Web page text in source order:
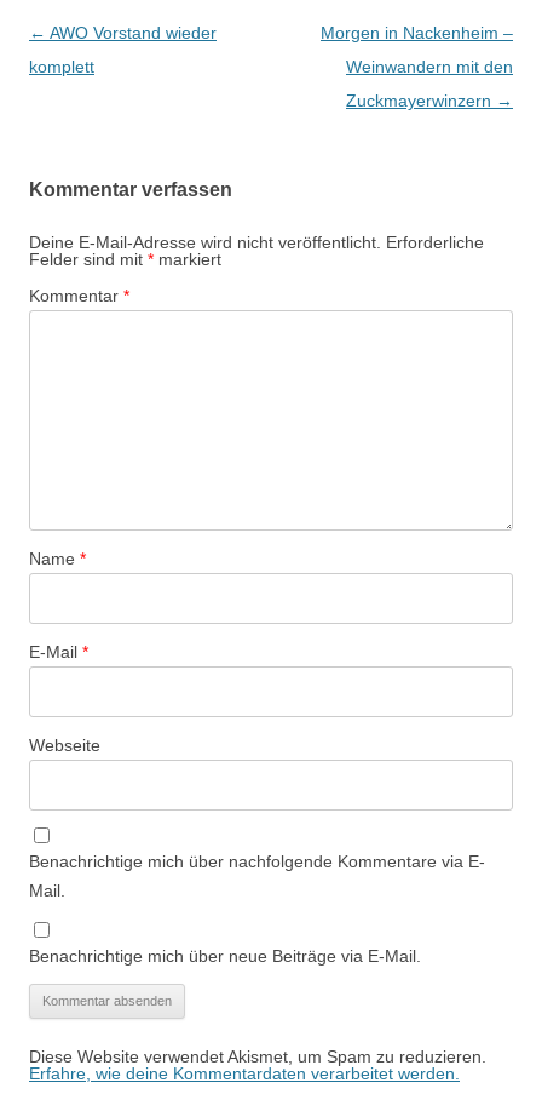
Beitrags-
Navigation
← AWO Vorstand wieder
komplett
Morgen in Nackenheim –
Weinwandern mit den
Zuckmayerwinzern →
Kommentar verfassen
Deine E-Mail-Adresse wird nicht veröffentlicht. Erforderliche
Felder sind mit * markiert
Kommentar *
Name *
E-Mail *
Webseite
Benachrichtige mich über nachfolgende Kommentare via E-
Mail.
Benachrichtige mich über neue Beiträge via E-Mail.
Diese Website verwendet Akismet, um Spam zu reduzieren.
Erfahre, wie deine Kommentardaten verarbeitet werden.